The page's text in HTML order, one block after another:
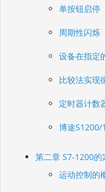
单按钮启停
周期性闪烁
设备在指定
比较法实现
定时器计数
博途S1200/
第二章 S7-1200的
运动控制的